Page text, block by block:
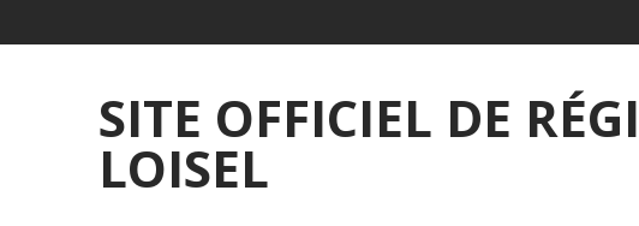
SITE OFFICIEL DE
LOISEL